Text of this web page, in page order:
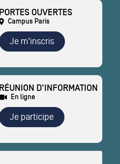
PORTES OUVERTES
Campus Paris
Je m'inscris
RÉUNION D'INFORMATION
En ligne
Je participe